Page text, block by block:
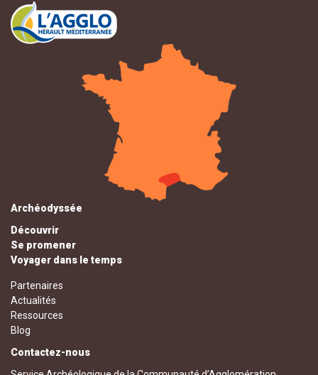
Archéodyssée
Découvrir
Se promener
Voyager dans le temps
Partenaires
Actualités
Ressources
Blog
Contactez-nous